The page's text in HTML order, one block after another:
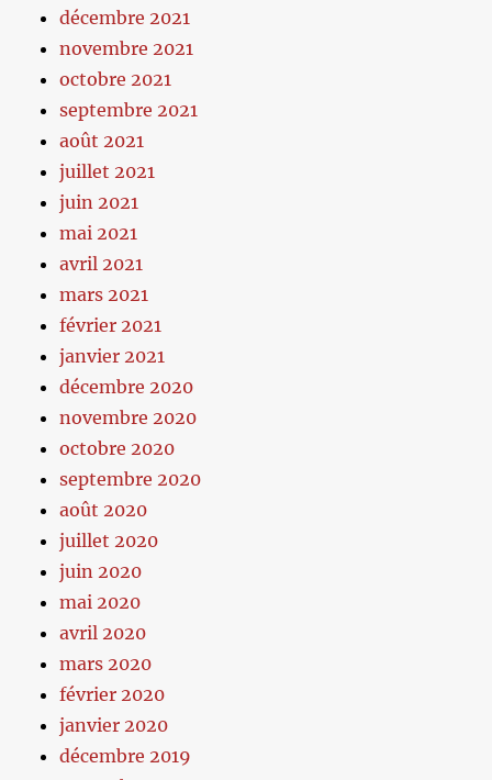
décembre 2021
novembre 2021
octobre 2021
septembre 2021
août 2021
juillet 2021
juin 2021
mai 2021
avril 2021
mars 2021
février 2021
janvier 2021
décembre 2020
novembre 2020
octobre 2020
septembre 2020
août 2020
juillet 2020
juin 2020
mai 2020
avril 2020
mars 2020
février 2020
janvier 2020
décembre 2019